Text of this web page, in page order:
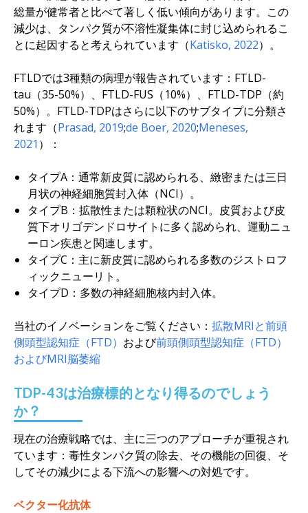
総量が健常者と比べて著しく低い傾向があります。この
減少は、タンパク質が不溶性凝集体に封じ込められるこ
とに起因すると考えられています（Katisko, 2022）。
FTLDでは3種類の病理が報告されています：FTLD-
tau（35-50%）、FTLD-FUS（10%）、FTLD-TDP（約
50%）。FTLD-TDPはさらに以下のサブタイプに分類さ
れます（Prasad, 2019;de Boer, 2020;Meneses,
2021 ）：
タイプA：通常新皮質に認められる、緻密または三日
月状の神経細胞質封入体（NCI）。
タイプB：拡散性または顆粒状のNCI。皮質および皮
質下オリゴデンドロサイトに多く認められ、運動ニュ
ーロン疾患と関連します。
タイプC：主に新皮質に認められる多数のジストロフ
ィックニューリト。
タイプD：多数の神経細胞核内封入体。
当社のイノベーションをご覧ください： 拡散MRIと前頭
側頭型認知症（FTD） および前頭側頭型認知症（FTD）
およびMRI脳萎縮
TDP-43は治療標的となり得るのでしょう
か？
現在の治療戦略では、主に三つのアプローチが重視され
ています：毒性タンパク質の除去、その機能の回復、そ
してその減少による下流への影響への対処です。
ベクター化抗体